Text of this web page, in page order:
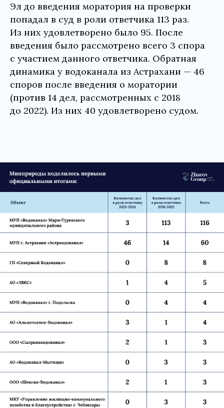
Эл до введения моратория на проверки
попадал в суд в роли ответчика 113 раз.
Из них удовлетворено было 95. После
введения было рассмотрено всего 3 спора
с участием данного ответчика. Обратная
динамика у водоканала из Астрахани — 46
споров после введения о моратории
(против 14 дел, рассмотренных с 2018
до 2022). Из них 40 удовлетворено судом.